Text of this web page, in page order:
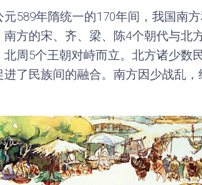
589年隋统一的170年间，我国南
方的宋、齐、梁、陈4个朝代与北
周5个王朝对峙而立。北方诸少数
了民族间的融合。南方因少战乱，